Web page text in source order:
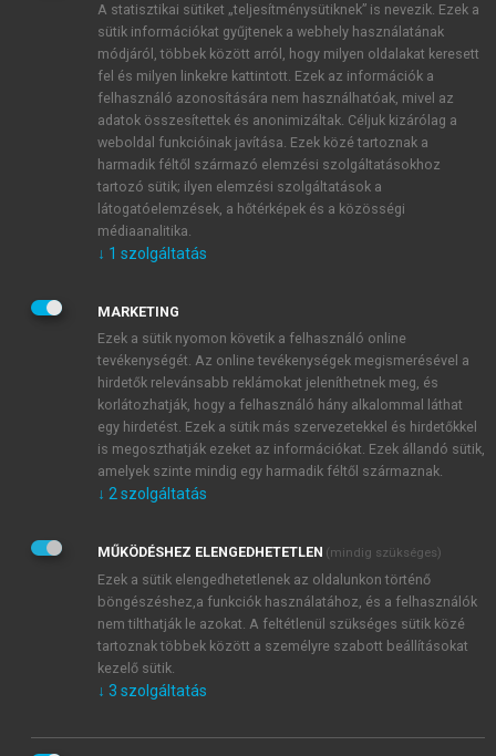
ÚJ FIÓK LÉTREHOZÁSA
1 óra díjmentes hozzáférés
E-MAIL-CÍM
JELSZÓ
JELSZÓ ÚJRA
Kérek értesítést a MeRSZ újdonságairól, akcióiról.
Kérek értesítést az Akadémiai Kiadó Zrt. újdonságairól,
Adatkezelési tájékoztatóbanfoglaltakat tudomásul
veszem és elfogadom.
Általános vásárlási feltételeket, valamint a szotar.netés a
mersz.huoldalak licencszerződéseiben foglaltakat
tudomásul veszem és elfogadom.
KIPRÓBÁLOM
A statisztikai sütiket „teljesítménysütiknek” is nevezik. Ezek a
sütik információkat gyűjtenek a webhely használatának
módjáról, többek között arról, hogy milyen oldalakat keresett
fel és milyen linkekre kattintott. Ezek az információk a
felhasználó azonosítására nem használhatóak, mivel az
adatok összesítettek és anonimizáltak. Céljuk kizárólag a
weboldal funkcióinak javítása. Ezek közé tartoznak a
harmadik féltől származó elemzési szolgáltatásokhoz
tartozó sütik; ilyen elemzési szolgáltatások a
látogatóelemzések, a hőtérképek és a közösségi
médiaanalitika.
↓ 1 szolgáltatás
MARKETING
Ezek a sütik nyomon követik a felhasználó online
tevékenységét. Az online tevékenységek megismerésével a
hirdetők relevánsabb reklámokat jeleníthetnek meg, és
korlátozhatják, hogy a felhasználó hány alkalommal láthat
egy hirdetést. Ezek a sütik más szervezetekkel és hirdetőkkel
is megoszthatják ezeket az információkat. Ezek állandó sütik,
amelyek szinte mindig egy harmadik féltől származnak.
↓ 2 szolgáltatás
MŰKÖDÉSHEZ ELENGEDHETETLEN (mindig szükséges)
Ezek a sütik elengedhetetlenek az oldalunkon történő
böngészéshez,a funkciók használatához, és a felhasználók
nem tilthatják le azokat. A feltétlenül szükséges sütik közé
tartoznak többek között a személyre szabott beállításokat
kezelő sütik.
↓ 3 szolgáltatás